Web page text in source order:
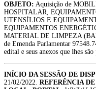
OBJETO: Aquisição de
HOSPITALAR,
UTENSÍLIOS E
EQUIPAMENTOS
MATERIAL DE LIMPEZA
de Emenda Parlamentar
edital e seus anexos que lhes
INÍCIO DA SESSÃO DE
21/02/2022. REFERÊNCIA